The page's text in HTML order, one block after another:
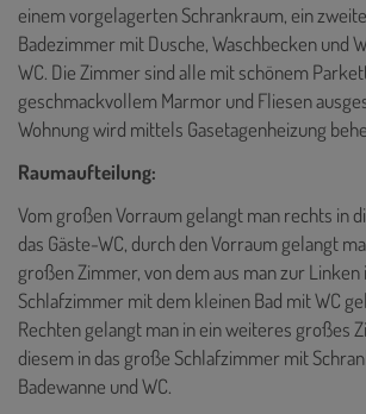
einem vorgelagerten Schrankraum, ein
Badezimmer mit Dusche, Waschbecken und
WC. Die Zimmer sind alle mit schönem
geschmackvollem Marmor und Fliesen
Wohnung wird mittels Gasetagenheizung
Raumaufteilung:
Vom großen Vorraum gelangt man rechts in
das Gäste-WC, durch den Vorraum gelangt
großen Zimmer, von dem aus man zur Linken
Schlafzimmer mit dem kleinen Bad mit WC
Rechten gelangt man in ein weiteres großes
diesem in das große Schlafzimmer mit
Badewanne und WC.